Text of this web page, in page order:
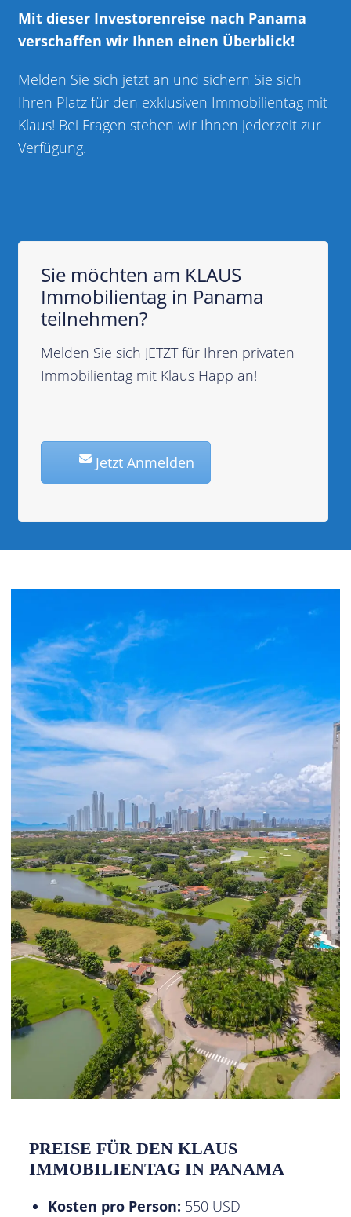
Mit dieser Investorenreise nach Panama
verschaffen wir Ihnen einen Überblick!
Melden Sie sich jetzt an und sichern Sie sich
Ihren Platz für den exklusiven Immobilientag mit
Klaus! Bei Fragen stehen wir Ihnen jederzeit zur
Verfügung.
Sie möchten am KLAUS
Immobilientag in Panama
teilnehmen?
Melden Sie sich JETZT für Ihren privaten
Immobilientag mit Klaus Happ an!
Jetzt Anmelden
PREISE FÜR DEN KLAUS
IMMOBILIENTAG IN PANAMA
Kosten pro Person: 550 USD